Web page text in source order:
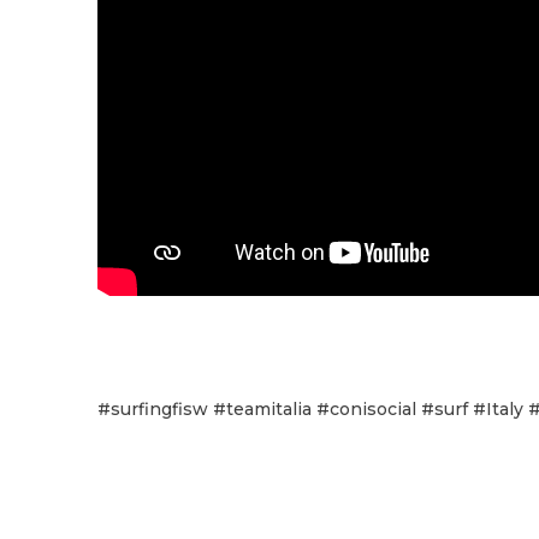
#surfingfisw #teamitalia #conisocial #surf #Italy